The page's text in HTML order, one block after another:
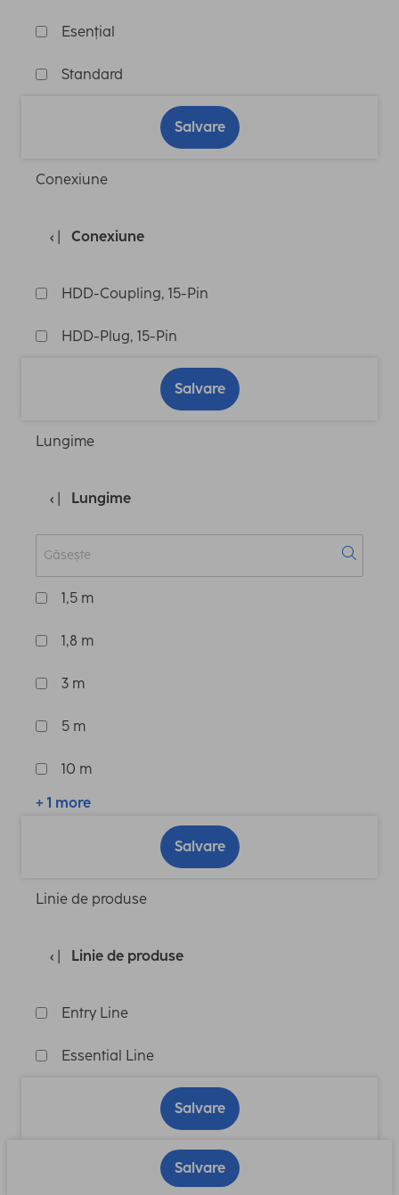
Esențial
Standard
Salvare
Conexiune
Conexiune
HDD-Coupling, 15-Pin
HDD-Plug, 15-Pin
Salvare
Lungime
Lungime
1,5 m
1,8 m
3 m
5 m
10 m
+ 1 more
Salvare
Linie de produse
Linie de produse
Entry Line
Essential Line
Salvare
Salvare